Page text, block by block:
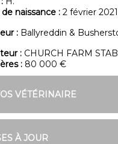
naissance : 2 février 2021
: Ballyreddin &
: CHURCH FARM
: 80 000 €
VÉTÉRINAIRE
À JOUR